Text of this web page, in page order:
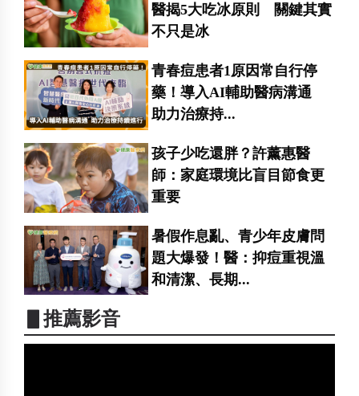
醫揭5大吃冰原則 關鍵其實
不只是冰
青春痘患者1原因常自行停
藥！導入AI輔助醫病溝通
助力治療持...
孩子少吃還胖？許薰惠醫
師：家庭環境比盲目節食更
重要
暑假作息亂、青少年皮膚問
題大爆發！醫：抑痘重視溫
和清潔、長期...
▋推薦影音